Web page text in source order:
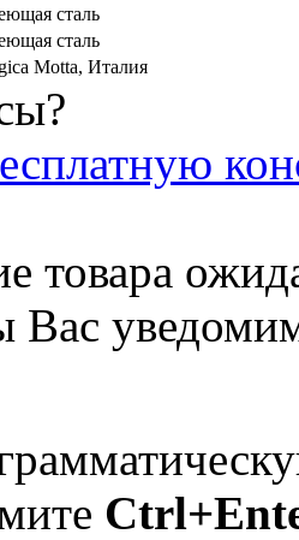
сталь
сталь
Motta, Италия
товара
Вас